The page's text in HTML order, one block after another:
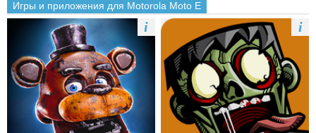
Игры и приложения для Motorola Moto E
i i